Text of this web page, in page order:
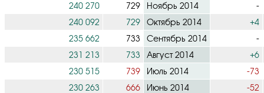
240 270
729 Ноябрь 2014
-
240 092
729 Октябрь 2014
+4
235 662
733 Сентябрь 2014
-
231 213
733 Август 2014
+6
230 515
739 Июль 2014
-73
230 263
666 Июнь 2014
-52